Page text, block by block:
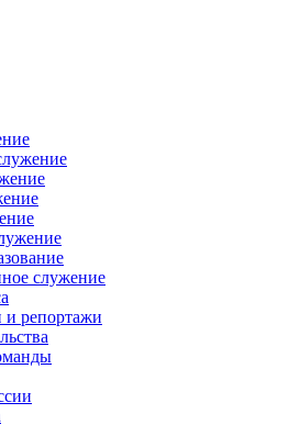
служение
и репортажи